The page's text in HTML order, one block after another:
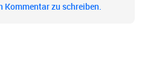
Kommentar zu schreiben.